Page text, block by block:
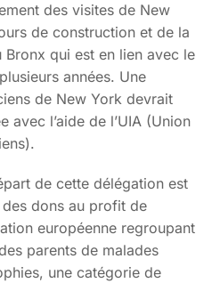
des visites de New
de construction et de la
qui est en lien avec le
années. Une
de New York devrait
avec l’aide de l’UIA (Union
de cette délégation est
dons au profit de
européenne regroupant
parents de malades
une catégorie de